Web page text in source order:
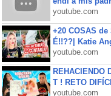
youtube.com
+20 COSAS de
É!!??| Katie
youtube.com
REHACIENDO
T ! RETO
youtube.com